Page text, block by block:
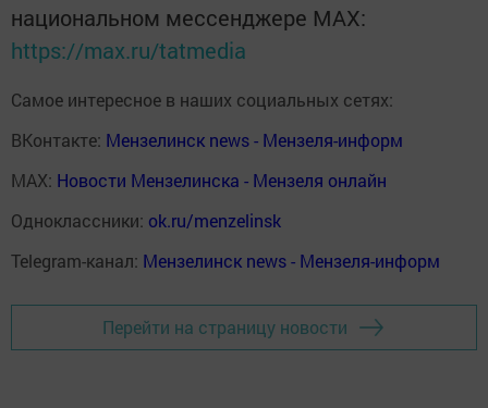
национальном мессенджере MАХ:
https://max.ru/tatmedia
Самое интересное в наших социальных сетях:
ВКонтакте: Мензелинск news - Мензеля-информ
MAX: Новости Мензелинска - Мензеля онлайн
Одноклассники: ok.ru/menzelinsk
Telegram-канал: Мензелинск news - Мензеля-информ
Перейти на страницу новости